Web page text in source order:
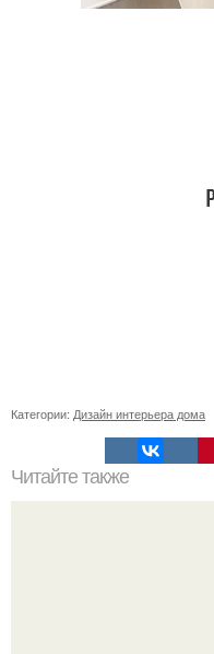
Категории: Дизайн интерьера дома
Читайте также